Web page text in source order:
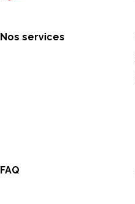
Nos services
FAQ